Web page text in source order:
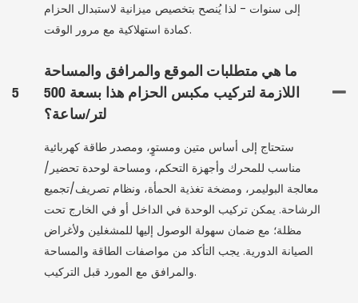
إلى سنوات - لذا يُنصح بتخصيص ميزانية لاستبدال الحزام
كمادة استهلاكية مع مرور الوقت.
5
ما هي متطلبات الموقع والمرافق والمساحة
اللازمة لتركيب مكبس الحزام هذا بسعة 500
لتر/ساعة؟
ستحتاج إلى أساس متين ومستوٍ، ومصدر طاقة كهربائية
مناسب للمحرك وأجهزة التحكم، ومساحة لوحدة تحضير/
معالجة البوليمر، ومضخة تغذية الحمأة، ونظام تصريف/تجميع
الرشاحة. يمكن تركيب الوحدة في الداخل أو في الخارج تحت
مظلة؛ مع ضمان سهولة الوصول إليها للمشغلين ولأغراض
الصيانة الدورية. يجب التأكد من مواصفات الطاقة والمساحة
والمرافق مع المورد قبل التركيب.